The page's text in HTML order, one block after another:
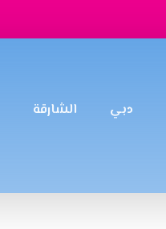
دبي الشارقة